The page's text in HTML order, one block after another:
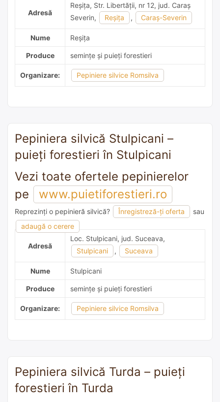
Adresă
Reşiţa, Str. Libertăţii, nr 12, jud. Caraş
Severin,
Reşiţa , Caraş-Severin
Nume Reşiţa
Produce semințe și puieți forestieri
Organizare: Pepiniere silvice Romsilva
Pepiniera silvică Stulpicani –
puieți forestieri în Stulpicani
Vezi toate ofertele pepinierelor
pe
www.puietiforestieri.ro
Reprezinți o pepinieră silvică? Înregistreză-ți oferta
sau
adaugă o cerere
adaugă o recomandare
Adresă
Loc. Stulpicani, jud. Suceava,
Stulpicani
, Suceava
Nume Stulpicani
Produce semințe și puieți forestieri
Organizare: Pepiniere silvice Romsilva
Pepiniera silvică Turda – puieți
forestieri în Turda